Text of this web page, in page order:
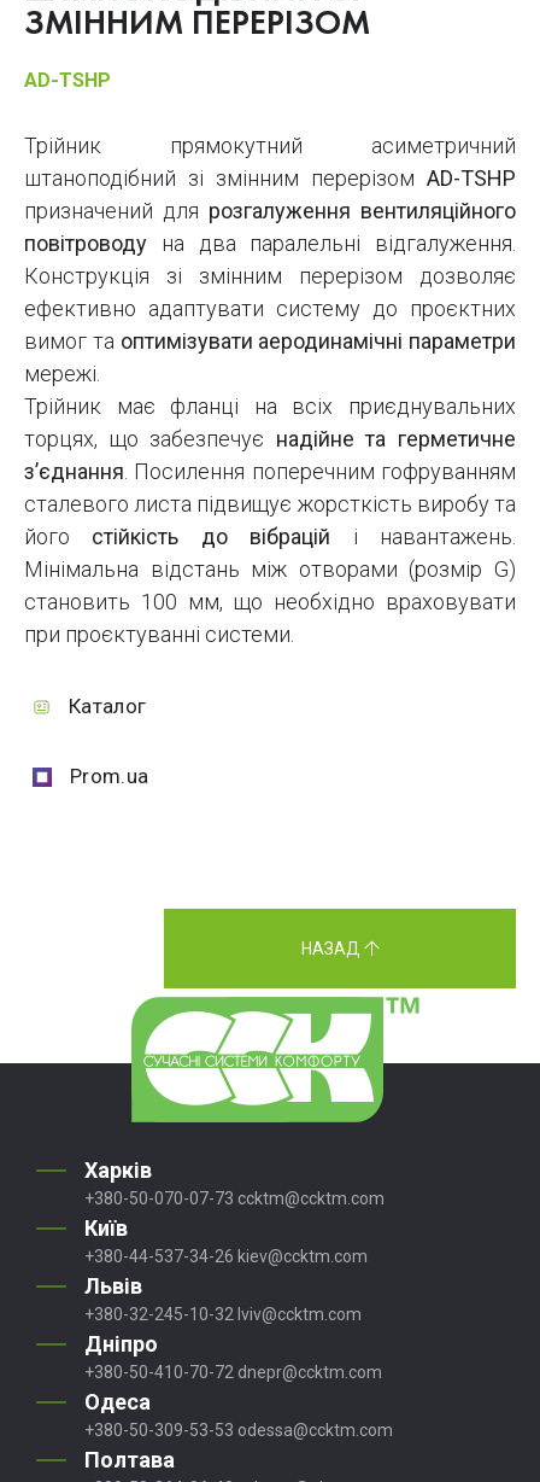
ЗМІННИМ ПЕРЕРІЗОМ
AD-TSHP
Трійник прямокутний асиметричний
штаноподібний зі змінним перерізом AD-TSHP
призначений для розгалуження вентиляційного
повітроводу на два паралельні відгалуження.
Конструкція зі змінним перерізом дозволяє
ефективно адаптувати систему до проєктних
вимог та оптимізувати аеродинамічні параметри
мережі.
Трійник має фланці на всіх приєднувальних
торцях, що забезпечує надійне та герметичне
з’єднання . Посилення поперечним гофруванням
сталевого листа підвищує жорсткість виробу та
його стійкість до вібрацій і навантажень.
Мінімальна відстань між отворами (розмір G)
становить 100 мм, що необхідно враховувати
при проєктуванні системи.
Каталог
Prom.ua
НАЗАД
Харків
+380-50-070-07-73 ccktm@ccktm.com
Київ
+380-44-537-34-26 kiev@ccktm.com
Львів
+380-32-245-10-32 lviv@ccktm.com
Дніпро
+380-50-410-70-72 dnepr@ccktm.com
Одеса
+380-50-309-53-53 odessa@ccktm.com
Полтава